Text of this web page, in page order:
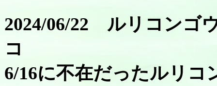
2024/06/22 ルリコンゴ
コ
6/16に不在だったルリ